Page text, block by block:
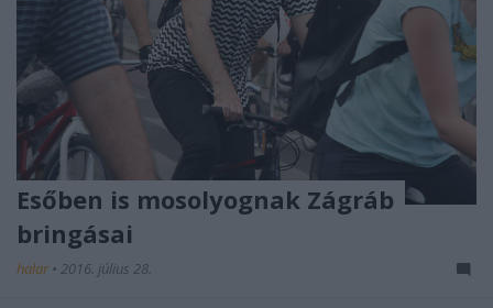
Esőben is mosolyognak Zágráb
bringásai
halar • 2016. július 28.